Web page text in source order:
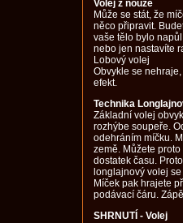
Volej z nouze
Může se stát, že
něco připravit.
vaše tělo bylo
nebo jen nastavíte
Lobový volej
Obvykle se
efekt.
Technika
Základní volej
rozhýbe soupeře.
odehráním míčku.
země. Můžete
dostatek času.
longlajnový volej
Míček pak hrajete
podávací čáru.
SHRNUTÍ - Volej